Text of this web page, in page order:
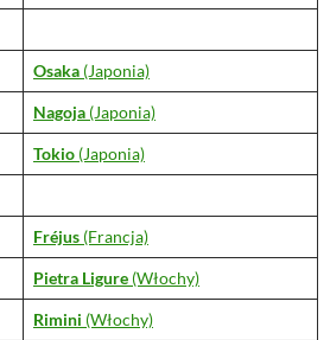
Osaka (Japonia)
Nagoja (Japonia)
Tokio (Japonia)
Fréjus (Francja)
Pietra Ligure (Włochy)
Rimini (Włochy)